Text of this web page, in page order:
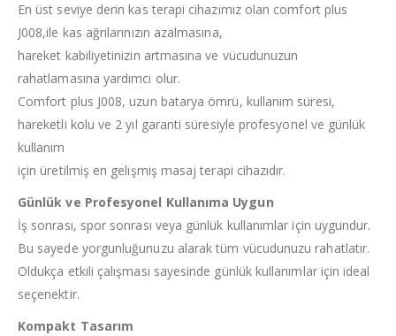
En üst seviye derin kas terapi cihazımız olan comfort plus
J008,ile kas ağrılarınızın azalmasına,
hareket kabiliyetinizin artmasına ve vücudunuzun
rahatlamasına yardımcı olur.
Comfort plus J008, uzun batarya ömrü, kullanım süresi,
hareketli kolu ve 2 yıl garanti süresiyle profesyonel ve günlük
kullanım
için üretilmiş en gelişmiş masaj terapi cihazıdır.
Günlük ve Profesyonel Kullanıma Uygun
İş sonrası, spor sonrası veya günlük kullanımlar için uygundur.
Bu sayede yorgunluğunuzu alarak tüm vücudunuzu rahatlatır.
Oldukça etkili çalışması sayesinde günlük kullanımlar için ideal
seçenektir.
Kompakt Tasarım